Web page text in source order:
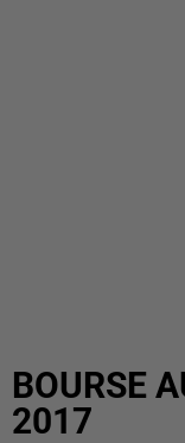
BOURSE
2017